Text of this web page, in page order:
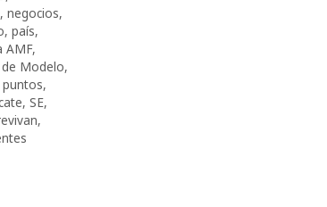
, negocios,
, país,
AMF,
Modelo,
puntos,
, SE,
,